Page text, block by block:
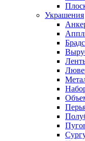
Украшения